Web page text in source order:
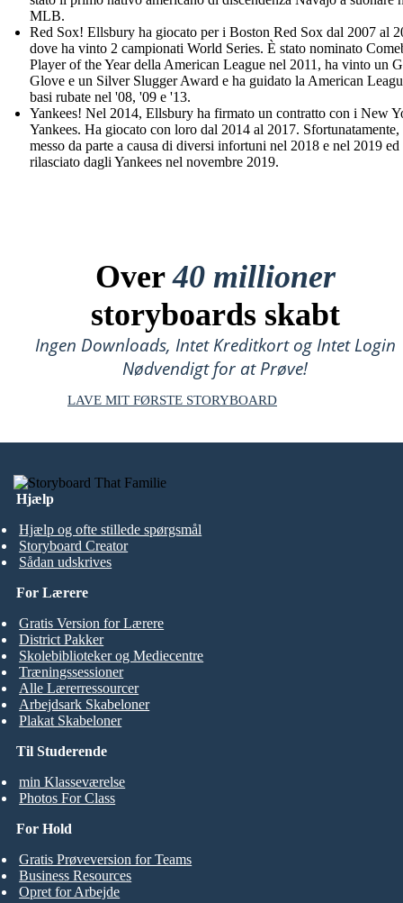
MLB.
Red Sox! Ellsbury ha giocato per i Boston Red Sox dal 2007 al
dove ha vinto 2 campionati World Series. È stato nominato
Player of the Year della American League nel 2011, ha vinto un
Glove e un Silver Slugger Award e ha guidato la American
basi rubate nel '08, '09 e '13.
Yankees! Nel 2014, Ellsbury ha firmato un contratto con i New
Yankees. Ha giocato con loro dal 2014 al 2017. Sfortunatamente,
messo da parte a causa di diversi infortuni nel 2018 e nel 2019 ed
rilasciato dagli Yankees nel novembre 2019.
Over40 millioner
storyboards skabt
Ingen Downloads, Intet Kreditkort og Intet Login
Nødvendigt for at Prøve!
LAVE MIT FØRSTE STORYBOARD
Hjælp
Hjælp og ofte stillede spørgsmål
Storyboard Creator
Sådan udskrives
Til Studerende
min Klasseværelse
Photos For Class
For Lærere
Gratis Version for Lærere
District Pakker
Skolebiblioteker og Mediecentre
Træningssessioner
Alle Lærerressourcer
Arbejdsark Skabeloner
Plakat Skabeloner
For Hold
Gratis Prøveversion for Teams
Business Resources
Opret for Arbejde